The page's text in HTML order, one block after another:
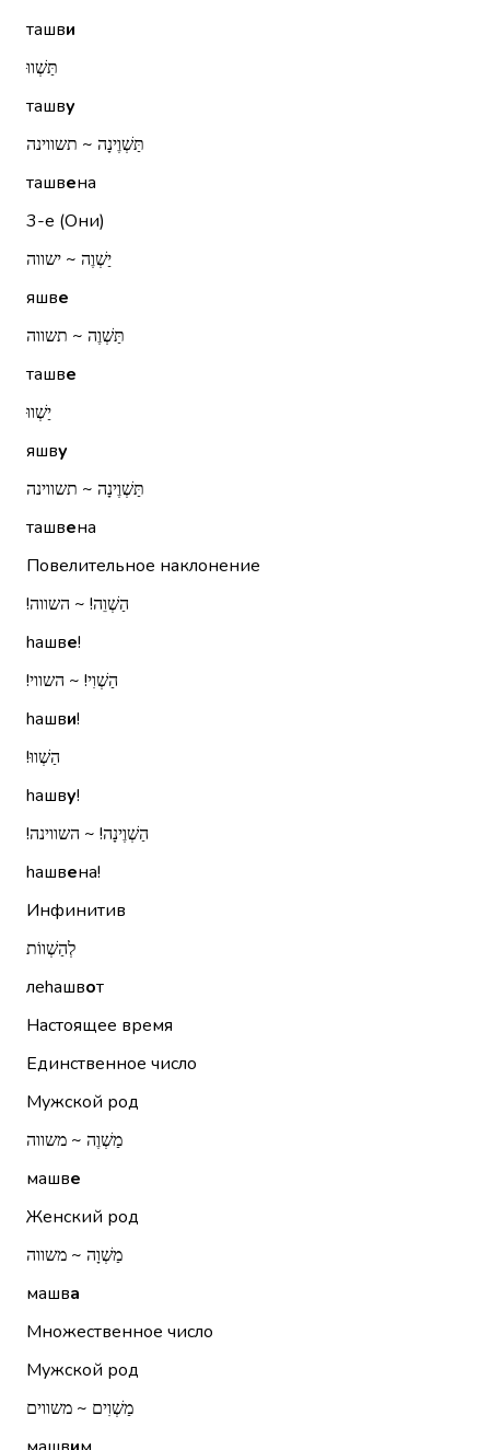
ташви
תַּשְׁווּ
ташву
תַּשְׁוֶינָה ~ תשווינה
ташвена
3-е (Они)
יַשְׁוֶה ~ ישווה
яшве
תַּשְׁוֶה ~ תשווה
ташве
יַשְׁווּ
яшву
תַּשְׁוֶינָה ~ תשווינה
ташвена
Повелительное наклонение
הַשְׁוֵה!‏ ~ השווה!‏
hашве!
הַשְׁוִי!‏ ~ השווי!‏
hашви!
הַשְׁווּ!‏
hашву!
הַשְׁוֶינָה!‏ ~ השווינה!‏
hашвена!
Инфинитив
לְהַשְׁווֹת
леhашвот
Настоящее время
Единственное число
Мужской род
מַשְׁוֶה ~ משווה
машве
Женский род
מַשְׁוָה ~ משווה
машва
Множественное число
Мужской род
מַשְׁוִים ~ משווים